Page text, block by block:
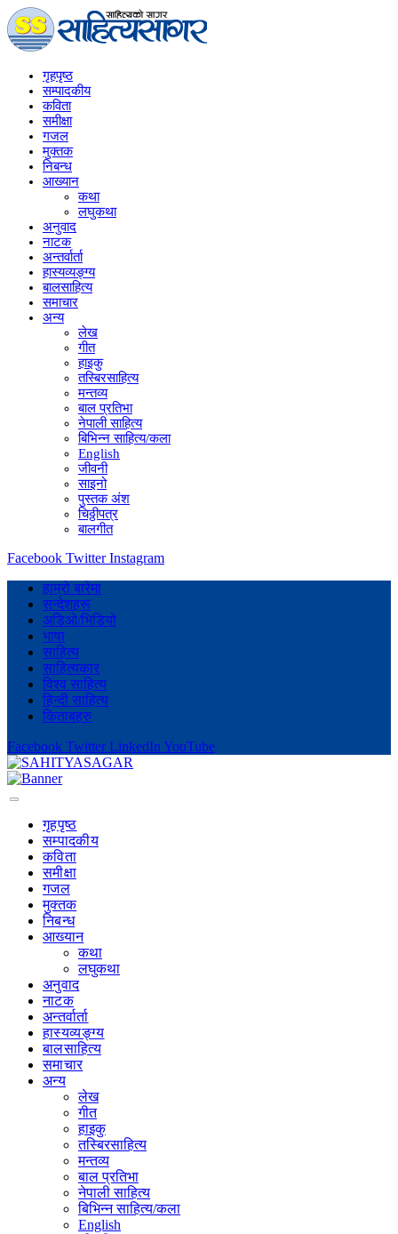
गृहपृष्‍ठ
सम्पादकीय
कविता
समीक्षा
गजल
मुक्तक
निबन्ध
आख्यान
कथा
लघुकथा
अनुवाद
नाटक
अन्तर्वार्ता
हास्यव्यङ्ग्य
बालसाहित्य
समाचार
अन्य
लेख
गीत
हाइकु
तस्बिरसाहित्य
मन्तव्य
बाल प्रतिभा
नेपाली साहित्य
बिभिन्न साहित्य/कला
English
जीवनी
साइनो
पुस्तक अंश
चिठ्ठीपत्र
बालगीत
Facebook Twitter Instagram
हाम्रो बारेमा
सन्देशहरू
अडिओ/भिडियो
भाषा
साहित्य
साहित्यकार
विश्व साहित्य
हिन्दी साहित्य
किताबहरु
Facebook Twitter LinkedIn YouTube
गृहपृष्‍ठ
सम्पादकीय
कविता
समीक्षा
गजल
मुक्तक
निबन्ध
आख्यान
कथा
लघुकथा
अनुवाद
नाटक
अन्तर्वार्ता
हास्यव्यङ्ग्य
बालसाहित्य
समाचार
अन्य
लेख
गीत
हाइकु
तस्बिरसाहित्य
मन्तव्य
बाल प्रतिभा
नेपाली साहित्य
बिभिन्न साहित्य/कला
English